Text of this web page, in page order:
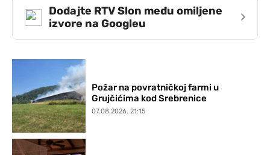
Dodajte RTV Slon među omiljene
izvore na Googleu
›
Požar na povratničkoj farmi u
Grujčićima kod Srebrenice
07.08.2026. 21:15